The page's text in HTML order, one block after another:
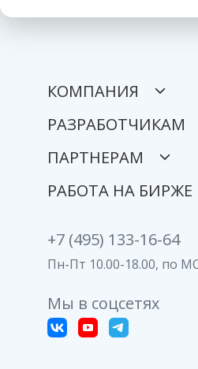
КОМПАНИЯ
РАЗРАБОТЧИКАМ
ПАРТНЕРАМ
РАБОТА НА БИРЖЕ
+7 (495) 133-16-64
Пн-Пт 10.00-18.00, по
Мы в соцсетях